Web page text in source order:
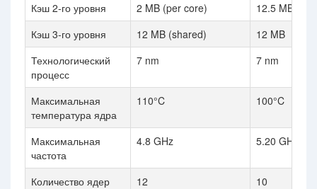
Кэш 2-го уровня
2 MB (per core)
12.5 MB
Кэш 3-го уровня
12 MB (shared)
12 MB
Технологический
процесс
7 nm 7 nm
Максимальная
температура ядра
110°C 100°C
Максимальная
частота
4.8 GHz 5.20 GHz
Количество ядер 12
10